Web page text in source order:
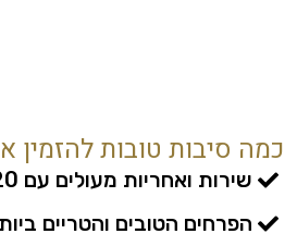
כמה סיבות טובות להזמין
שירות ואחריות מעולים עם 20 שנה של מוניטין
הפרחים הטובים והטריים